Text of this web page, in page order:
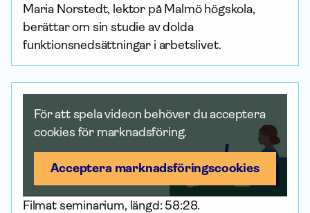
Maria Norstedt, lektor på Malmö högskola,
berättar om sin studie av dolda
funktionsnedsättningar i arbetslivet.
För att spela videon behöver du acceptera
cookies för marknadsföring.
Acceptera marknadsförings­cookies
Filmat seminarium, längd: 58:28.